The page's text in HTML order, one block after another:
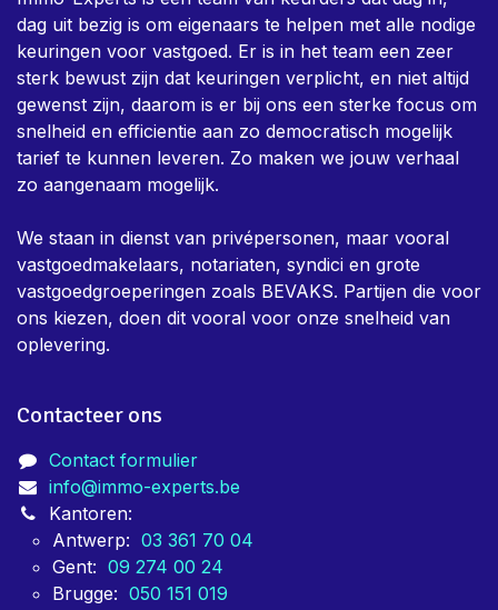
dag uit bezig is om eigenaars te helpen met alle nodige
keuringen voor vastgoed. Er is in het team een zeer
sterk bewust zijn dat keuringen verplicht, en niet altijd
gewenst zijn, daarom is er bij ons een sterke focus om
snelheid en efficientie aan zo democratisch mogelijk
tarief te kunnen leveren. Zo maken we jouw verhaal
zo aangenaam mogelijk.
We staan in dienst van privépersonen, maar vooral
vastgoedmakelaars, notariaten, syndici en grote
vastgoedgroeperingen zoals BEVAKS. Partijen die voor
ons kiezen, doen dit vooral voor onze snelheid van
oplevering.
Contacteer ons
Contact formulier
info@immo-experts.be
Kantoren:
Antwerp: 03 361 70 04
Gent: 09 274 00 24
Brugge: 050 151 019